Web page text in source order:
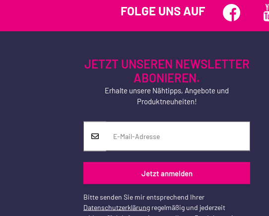
FOLGE UNS AUF
JETZT UNSEREN NEWSLETTER
ABONIEREN.
Erhalte unsere Nähtipps, Angebote und
Produktneuheiten!
Jetzt anmelden
Bitte senden Sie mir entsprechend Ihrer
Datenschutzerklärung regelmäßig und jederzeit